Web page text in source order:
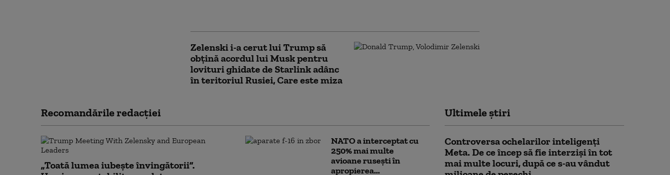
Zelenski i-a cerut lui Trump să
obțină acordul lui Musk pentru
lovituri ghidate de Starlink adânc
în teritoriul Rusiei, Care este miza
Recomandările redacţiei
„Toată lumea iubește învingătorii”.
NATO a interceptat cu
250% mai multe
avioane rusești în
apropierea...
Ultimele știri
Controversa ochelarilor inteligenți
Meta. De ce încep să fie interziși în tot
mai multe locuri, după ce s-au vândut